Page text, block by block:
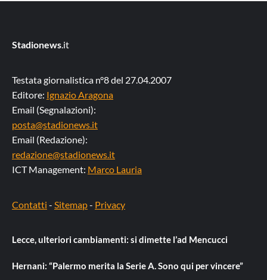
Stadionews.it
Testata giornalistica n°8 del 27.04.2007
Editore: Ignazio Aragona
Email (Segnalazioni):
posta@stadionews.it
Email (Redazione):
redazione@stadionews.it
ICT Management: Marco Lauria
Contatti - Sitemap- Privacy
Lecce, ulteriori cambiamenti: si dimette l’ad Mencucci
Hernani: “Palermo merita la Serie A. Sono qui per vincere”